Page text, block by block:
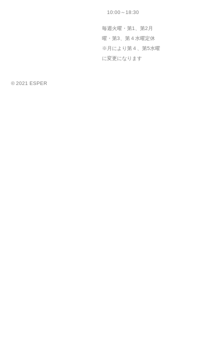
10:00～18:30
毎週火曜・第1、第2月
曜・第3、第４水曜定休
※月により第４、第5水曜
に変更になります
© 2021 ESPER